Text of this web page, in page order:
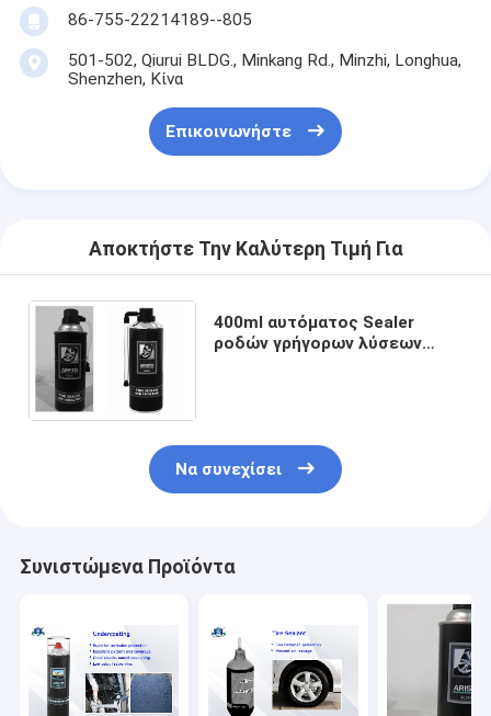
86-755-22214189--805
501-502, Qiurui BLDG., Minkang Rd., Minzhi, Longhua,
Shenzhen, Κίνα
Επικοινωνήστε
Αποκτήστε Την Καλύτερη Τιμή Για
400ml αυτόματος Sealer
ροδών γρήγορων λύσεων
Να συνεχίσει
Συνιστώμενα Προϊόντα